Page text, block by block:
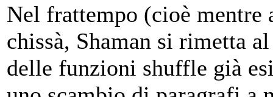
Nel frattempo (cioè mentre
chissà, Shaman si rimetta
delle funzioni shuffle già